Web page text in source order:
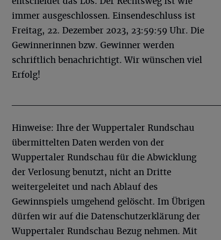
immer ausgeschlossen. Einsendeschluss ist
Freitag, 22. Dezember 2023, 23:59:59 Uhr. Die
Gewinnerinnen bzw. Gewinner werden
schriftlich benachrichtigt. Wir wünschen viel
Erfolg!
Hinweise: Ihre der Wuppertaler Rundschau
übermittelten Daten werden von der
Wuppertaler Rundschau für die Abwicklung
der Verlosung benutzt, nicht an Dritte
weitergeleitet und nach Ablauf des
Gewinnspiels umgehend gelöscht. Im Übrigen
dürfen wir auf die Datenschutzerklärung der
Wuppertaler Rundschau Bezug nehmen. Mit